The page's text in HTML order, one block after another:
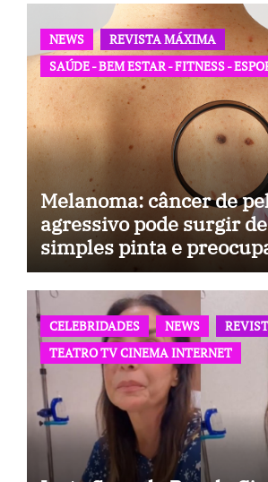
NEWS
REVISTA MÁXIMA
SAÚDE - BEM ESTAR - FITNESS -
Melanoma: câncer de
agressivo pode surgir
simples pinta e
especialistas
CELEBRIDADES NEWS
TEATRO TV CINEMA INTERNET